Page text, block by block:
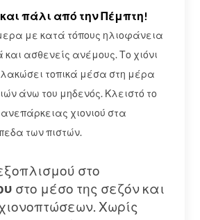
πάλι από την Πέμπτη!
με κατά τόπους ηλιοφάνεια
και ασθενείς ανέμους. Το χιόνι
τοπικά μέσα στη μέρα
άνω του μηδενός. Κλειστό το
χιονιού στα
των πιστών.
στο
στο μέσο της σεζόν και
Χωρίς